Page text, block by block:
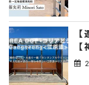
午